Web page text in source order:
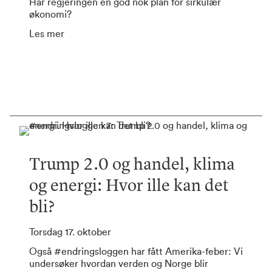
Har regjeringen en god nok plan for sirkulær
økonomi?
Les mer
Trump 2.0 og handel, klima
og energi: Hvor ille kan det
bli?
Torsdag 17. oktober
Også #endringsloggen har fått Amerika-feber: Vi
undersøker hvordan verden og Norge blir